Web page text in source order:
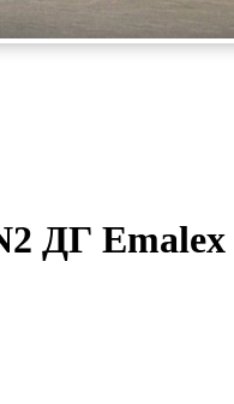
ДГ Emalex